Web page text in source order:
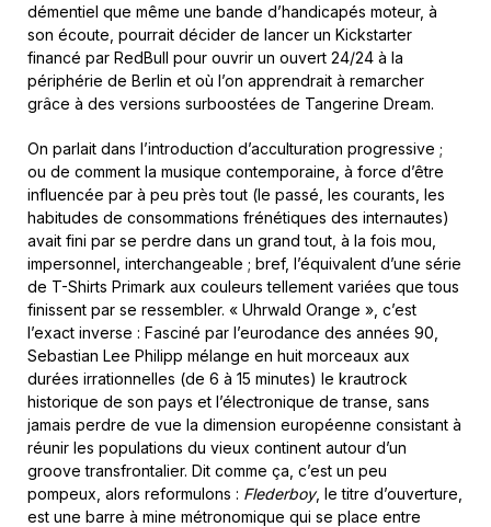
démentiel que même une bande d’handicapés moteur, à
son écoute, pourrait décider de lancer un Kickstarter
financé par RedBull pour ouvrir un ouvert 24/24 à la
périphérie de Berlin et où l’on apprendrait à remarcher
grâce à des versions surboostées de Tangerine Dream.
On parlait dans l’introduction d’acculturation progressive ;
ou de comment la musique contemporaine, à force d’être
influencée par à peu près tout (le passé, les courants, les
habitudes de consommations frénétiques des internautes)
avait fini par se perdre dans un grand tout, à la fois mou,
impersonnel, interchangeable ; bref, l’équivalent d’une série
de T-Shirts Primark aux couleurs tellement variées que tous
finissent par se ressembler. « Uhrwald Orange », c’est
l’exact inverse : Fasciné par l’eurodance des années 90,
Sebastian Lee Philipp mélange en huit morceaux aux
durées irrationnelles (de 6 à 15 minutes) le krautrock
historique de son pays et l’électronique de transe, sans
jamais perdre de vue la dimension européenne consistant à
réunir les populations du vieux continent autour d’un
groove transfrontalier. Dit comme ça, c’est un peu
pompeux, alors reformulons : Flederboy, le titre d’ouverture,
est une barre à mine métronomique qui se place entre